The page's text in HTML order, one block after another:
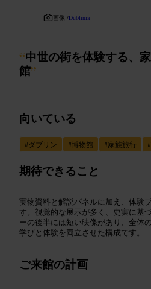
画像 /Dublinia
“中世の街を体験する、
館”
向いている
#ダブリン #博物館 #家族旅行 #
期待できること
実物資料と解説パネルに加え、体験
す。視覚的な展示が多く、史実に基
ーの後半には短い映像があり、全体
学びと体験を両立させた構成です。
ご来館の計画